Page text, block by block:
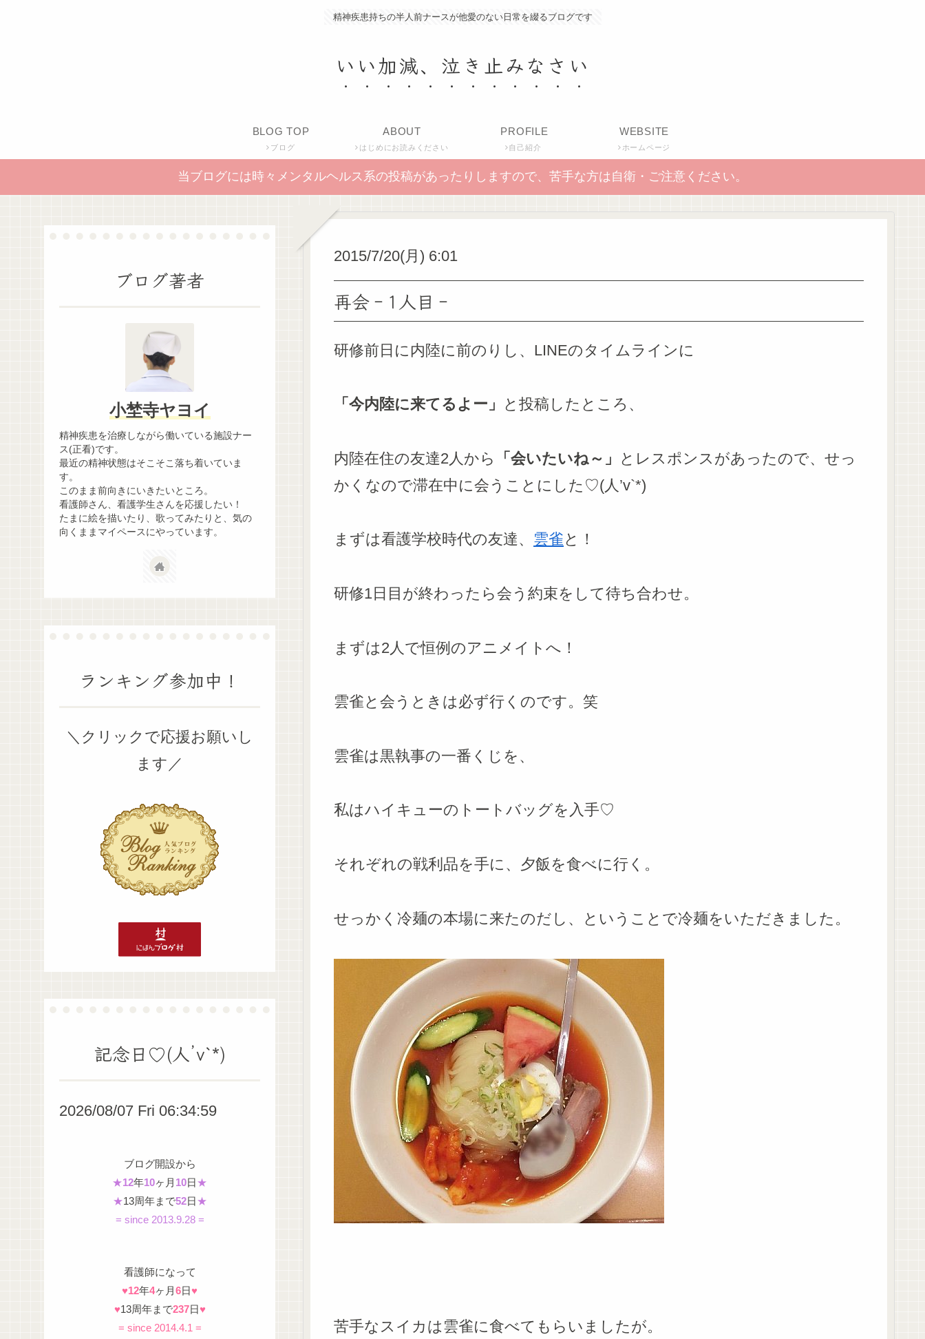
精神疾患持ちの半人前ナースが他愛のない日常を綴るブログです
いい加減、泣き止みなさい
BLOG TOP
ブログ
ABOUT
はじめにお読みください
PROFILE
自己紹介
WEBSITE
ホームページ
当ブログには時々メンタルヘルス系の投稿があったりしますので、苦手な方は自衛・ご注意ください。
2015/7/20(月) 6:01
再会‐1人目‐
研修前日に内陸に前のりし、LINEのタイムラインに
「今内陸に来てるよー」 と投稿したところ、
内陸在住の友達2人から 「会いたいね～」 とレスポンスがあったので、せっ
かくなので滞在中に会うことにした♡(人’v`*)
まずは看護学校時代の友達、 雲雀と！
研修1日目が終わったら会う約束をして待ち合わせ。
まずは2人で恒例のアニメイトへ！
雲雀と会うときは必ず行くのです。笑
雲雀は黒執事の一番くじを、
私はハイキューのトートバッグを入手♡
それぞれの戦利品を手に、夕飯を食べに行く。
せっかく冷麺の本場に来たのだし、ということで冷麺をいただきました。
苦手なスイカは雲雀に食べてもらいましたが。
ブログ著者
小埜寺ヤヨイ
精神疾患を治療しながら働いている施設ナー
ス(正看)です。
最近の精神状態はそこそこ落ち着いていま
す。
このまま前向きにいきたいところ。
看護師さん、看護学生さんを応援したい！
たまに絵を描いたり、歌ってみたりと、気の
向くままマイペースにやっています。
ランキング参加中！
＼クリックで応援お願いし
ます／
記念日♡(人’v`*)
2026/08/07 Fri 06:35:00
ブログ開設から
★12年10ヶ月 10日★
★13周年まで52日★
= since 2013.9.28 =
看護師になって
♥12年4ヶ月6日♥
♥13周年まで237日♥
= since 2014.4.1 =